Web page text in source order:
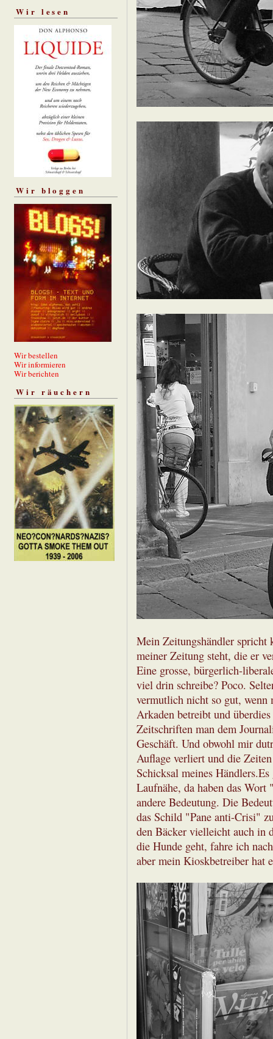
Wir lesen
Wir bloggen
Wir bestellen
Wir informieren
Wir berichten
Wir räuchern
Mein Zeitungshändler spricht
meiner Zeitung steht, die er
Eine grosse, bürgerlich-
viel drin schreibe? Poco.
vermutlich nicht so gut, wenn
Arkaden betreibt und
Zeitschriften man dem
Geschäft. Und obwohl mir
Auflage verliert und die
Schicksal meines
Laufnähe, da haben das
andere Bedeutung. Die
das Schild "Pane anti-Crisi"
den Bäcker vielleicht auch in
die Hunde geht, fahre ich
aber mein Kioskbetreiber hat